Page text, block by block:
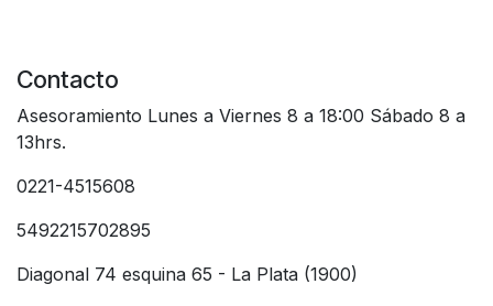
Contacto
Asesoramiento Lunes a Viernes 8 a 18:00 Sábado 8 a
13hrs.
0221-4515608
5492215702895
Diagonal 74 esquina 65 - La Plata (1900)